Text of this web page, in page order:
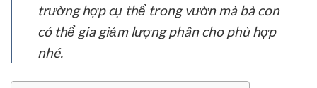
trường hợp cụ thể trong vườn mà bà con
có thể gia giảm lượng phân cho phù hợp
nhé.